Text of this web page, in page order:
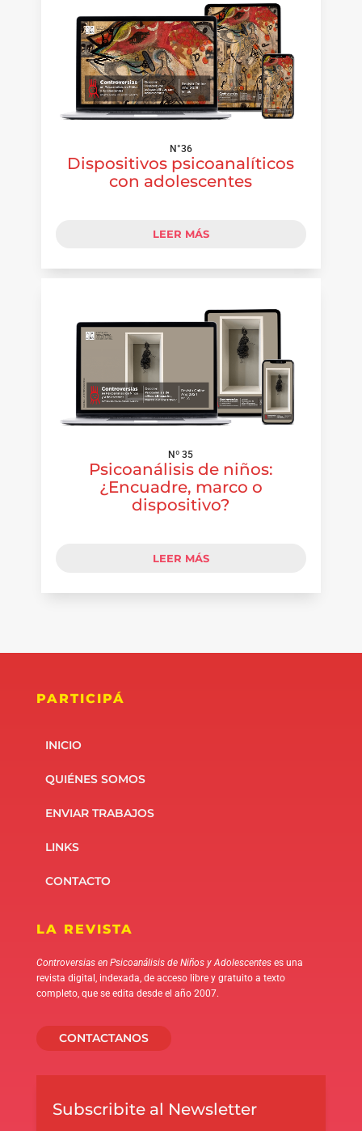
N°36
Dispositivos psicoanalíticos
con adolescentes
LEER MÁS
Nº 35
Psicoanálisis de niños:
¿Encuadre, marco o
dispositivo?
LEER MÁS
PARTICIPÁ
INICIO
QUIÉNES SOMOS
ENVIAR TRABAJOS
LINKS
CONTACTO
LA REVISTA
Controversias en Psicoanálisis de Niños y Adolescenteses una
revista digital, indexada, de acceso libre y gratuito a texto
completo, que se edita desde el año 2007.
CONTACTANOS
Subscribite al Newsletter